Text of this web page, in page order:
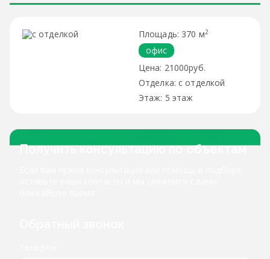
370 м2
офис
21000руб.
с отделкой
5 этаж
Получить консультацию по объектам